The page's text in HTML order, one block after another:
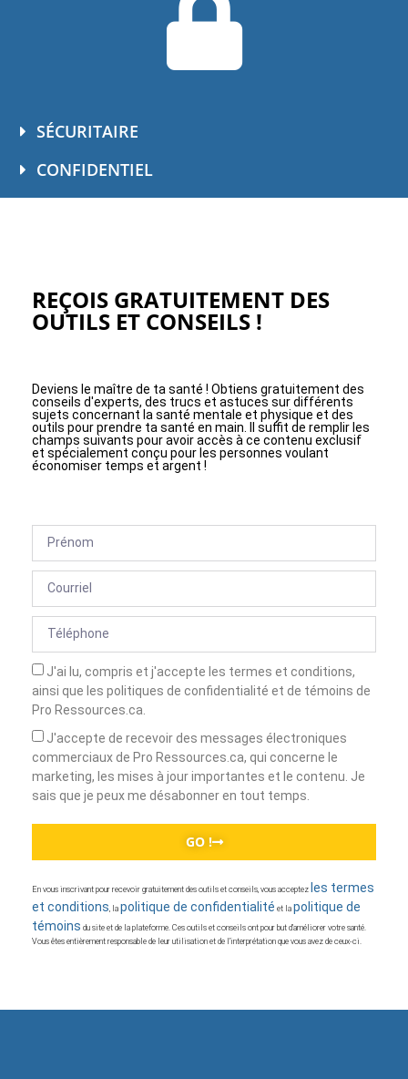
SÉCURITAIRE
CONFIDENTIEL
REÇOIS GRATUITEMENT DES
OUTILS ET CONSEILS !
Deviens le maître de ta santé ! Obtiens gratuitement des
conseils d'experts, des trucs et astuces sur différents
sujets concernant la santé mentale et physique et des
outils pour prendre ta santé en main. Il suffit de remplir les
champs suivants pour avoir accès à ce contenu exclusif
et spécialement conçu pour les personnes voulant
économiser temps et argent !
J'ai lu, compris et j'accepte les termes et conditions,
ainsi que les politiques de confidentialité et de témoins de
Pro Ressources.ca.
J'accepte de recevoir des messages électroniques
commerciaux de Pro Ressources.ca, qui concerne le
marketing, les mises à jour importantes et le contenu. Je
sais que je peux me désabonner en tout temps.
GO !
En vous inscrivant pour recevoir gratuitement des outils et conseils, vous acceptez les termes
et conditions , la politique de confidentialité et la politique de
témoins du site et de la plateforme. Ces outils et conseils ont pour but d’améliorer votre santé.
Vous êtes entièrement responsable de leur utilisation et de l’interprétation que vous avez de ceux-ci.